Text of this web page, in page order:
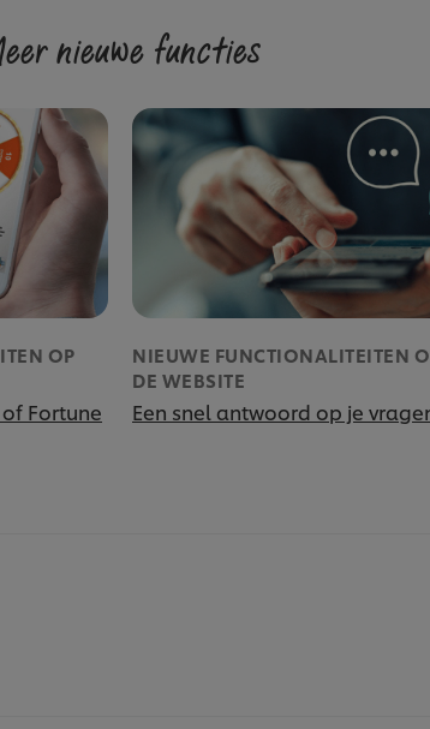
nieuwe functies
OP
Fortune
NIEUWE FUNCTIONALITEITEN
DE WEBSITE
Een snel antwoord op je